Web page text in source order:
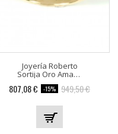
Joyería Roberto
Sortija Oro Amarillo 22...
Precio
807,08 € Precio
base
-15% 949,50 €